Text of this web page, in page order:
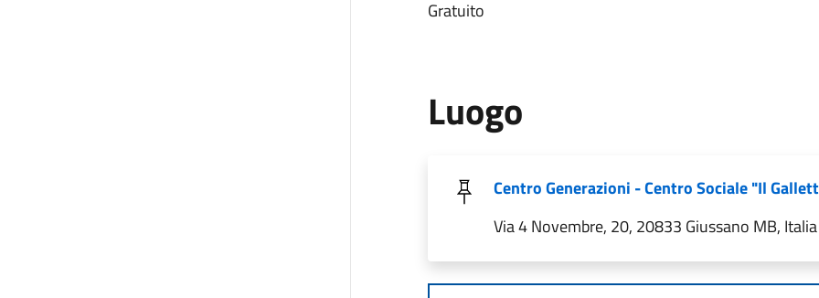
Gratuito
Luogo
Centro Generazioni - Centro Sociale "Il
Via 4 Novembre, 20, 20833 Giussano MB, Italia